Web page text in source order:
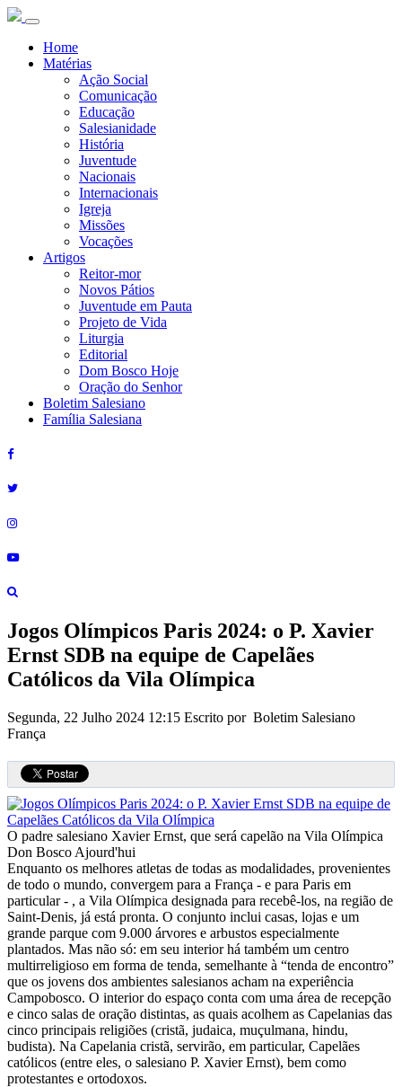
Home
Matérias
Ação Social
Comunicação
Educação
Salesianidade
História
Juventude
Nacionais
Internacionais
Igreja
Missões
Vocações
Artigos
Reitor-mor
Novos Pátios
Juventude em Pauta
Projeto de Vida
Liturgia
Editorial
Dom Bosco Hoje
Oração do Senhor
Boletim Salesiano
Família Salesiana
Jogos Olímpicos Paris 2024: o P. Xavier
Ernst SDB na equipe de Capelães
Católicos da Vila Olímpica
Segunda, 22 Julho 2024 12:15 Escrito por Boletim Salesiano
França
O padre salesiano Xavier Ernst, que será capelão na Vila Olímpica
Don Bosco Ajourd'hui
Enquanto os melhores atletas de todas as modalidades, provenientes
de todo o mundo, convergem para a França - e para Paris em
particular - , a Vila Olímpica designada para recebê-los, na região de
Saint-Denis, já está pronta. O conjunto inclui casas, lojas e um
grande parque com 9.000 árvores e arbustos especialmente
plantados. Mas não só: em seu interior há também um centro
multirreligioso em forma de tenda, semelhante à “tenda de encontro”
que os jovens dos ambientes salesianos acham na experiência
Campobosco. O interior do espaço conta com uma área de recepção
e cinco salas de oração distintas, as quais acolhem as Capelanias das
cinco principais religiões (cristã, judaica, muçulmana, hindu,
budista). Na Capelania cristã, servirão, em particular, Capelães
católicos (entre eles, o salesiano P. Xavier Ernst), bem como
protestantes e ortodoxos.